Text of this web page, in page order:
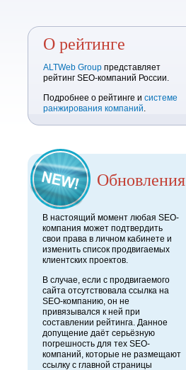
О рейтинге
ALTWeb Group представляет
рейтинг SEO-компаний России.
Подробнее о рейтинге и системе
ранжирования компаний.
Обновления
В настоящий момент любая SEO-
компания может подтвердить
свои права в личном кабинете и
изменить список продвигаемых
клиентских проектов.
В случае, если с продвигаемого
сайта отсутствовала ссылка на
SEO-компанию, он не
привязывался к ней при
составлении рейтинга. Данное
допущение даёт серьёзную
погрешность для тех SEO-
компаний, которые не размещают
ссылку с главной страницы